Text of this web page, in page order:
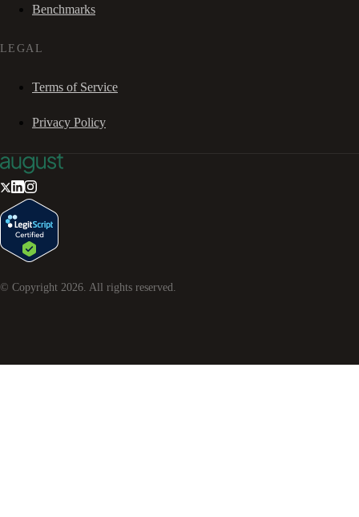
Benchmarks
LEGAL
Terms of Service
Privacy Policy
© Copyright 2026 . All rights reserved.